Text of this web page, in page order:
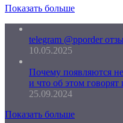
Показать больше
telegram @pporder
10.05.2025
Почему появляются
и что об этом говорят
25.09.2024
Показать больше